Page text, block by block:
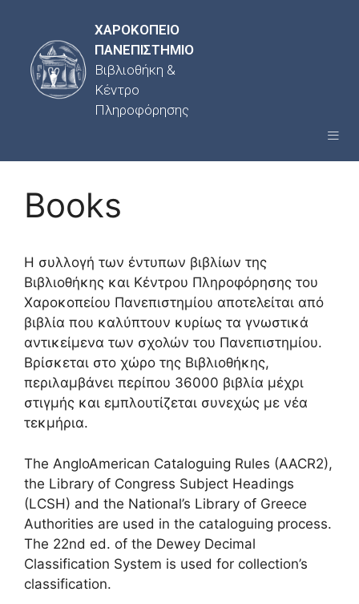
ΧΑΡΟΚΟΠΕΙΟ
ΠΑΝΕΠΙΣΤΗΜΙΟ
Βιβλιοθήκη &
Κέντρο
Πληροφόρησης
Books
Η συλλογή των έντυπων βιβλίων της
Βιβλιοθήκης και Κέντρου Πληροφόρησης του
Χαροκοπείου Πανεπιστημίου αποτελείται από
βιβλία που καλύπτουν κυρίως τα γνωστικά
αντικείμενα των σχολών του Πανεπιστημίου.
Bρίσκεται στο χώρο της Βιβλιοθήκης,
περιλαμβάνει περίπου 36000 βιβλία μέχρι
στιγμής και εμπλουτίζεται συνεχώς με νέα
τεκμήρια.
The AngloAmerican Cataloguing Rules (AACR2),
the Library of Congress Subject Headings
(LCSH) and the National’s Library of Greece
Authorities are used in the cataloguing process.
The 22nd ed. of the Dewey Decimal
Classification System is used for collection’s
classification.